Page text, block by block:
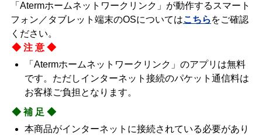
「Atermホームネットワークリンク」が動作するスマート
フォン／タブレット端末のOSについてはこちら をご確認
ください。
◆注意◆
「Atermホームネットワークリンク」のアプリは無料
です。ただしインターネット接続のパケット通信料は
お客様ご負担となります。
◆補足◆
本商品がインターネットに接続されている必要があり